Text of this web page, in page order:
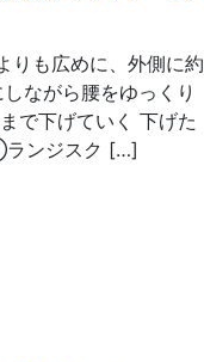
も広めに、外側に約
ながら腰をゆっくり
で下げていく 下げた
ランジスク […]